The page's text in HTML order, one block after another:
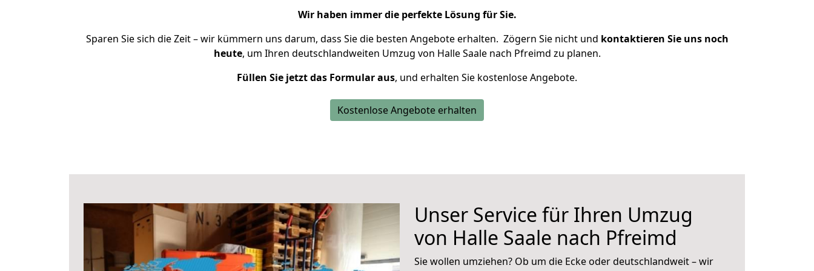
Wir haben immer die perfekte Lösung für Sie.
Sparen Sie sich die Zeit – wir kümmern uns darum, dass Sie die besten Angebote erhalten. Zögern Sie nicht und kontaktieren Sie uns noch
heute, um Ihren deutschlandweiten Umzug von Halle Saale nach Pfreimd zu planen.
Füllen Sie jetzt das Formular aus, und erhalten Sie kostenlose Angebote.
Kostenlose Angebote erhalten
Unser Service für Ihren Umzug
von Halle Saale nach Pfreimd
Sie wollen umziehen? Ob um die Ecke oder deutschlandweit – wir